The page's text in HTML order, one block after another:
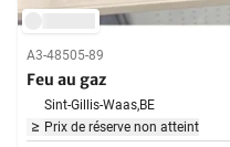
A3-48505-89
Feu au gaz
Sint-Gillis-Waas,BE
Prix de réserve non atteint